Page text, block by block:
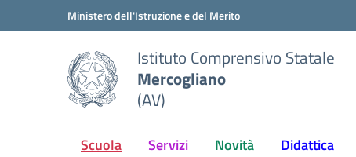
Vai ai contenuti
Vai al menu di navigazioneMinistero dell'Istruzione e del Merito
Istituto Comprensivo Statale
Mercogliano
(AV)
Scuola Servizi Novità Didattica